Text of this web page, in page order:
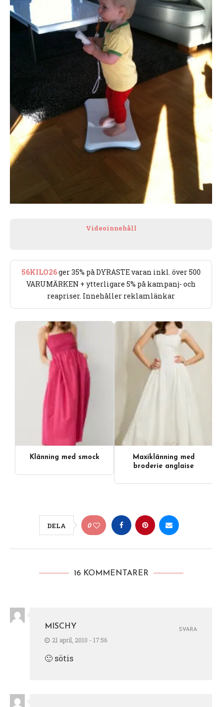
Videoinnehåll
56KILO26ger 35% på DYRASTE varan inkl. över 500
VARUMÄRKEN + ytterligare 5% på kampanj- och
reapriser. Innehåller reklamlänkar
Klänning med smock
Maxiklänning med
broderie anglaise
DELA 0
16 KOMMENTARER
MISCHY
21 april, 2010 - 17:56
🙂 sötis
SVARA